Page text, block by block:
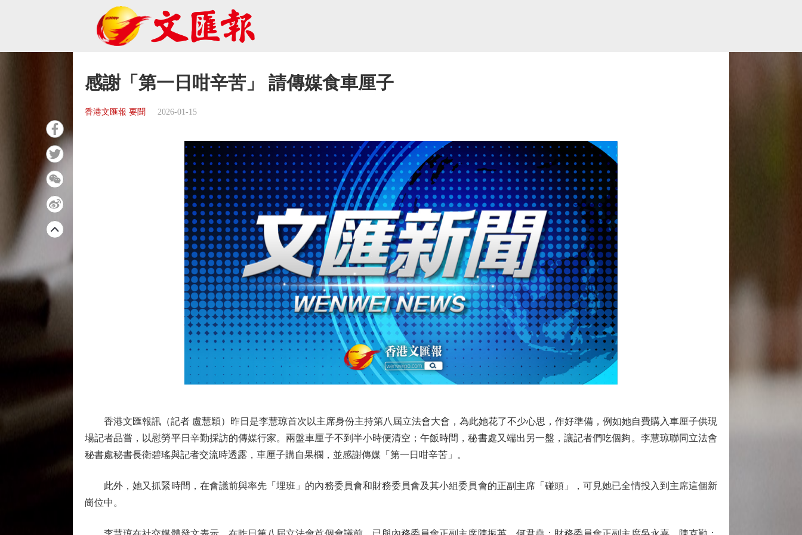
感謝「第一日咁辛苦」 請傳媒食車厘子
香港文匯報 要聞 2026-01-15
香港文匯報訊（記者 盧慧穎）昨日是李慧琼首次以主席身份主持第八屆立法會大會，為此她花了不少心思，作好準備，例如她自費購入車厘子供現
場記者品嘗，以慰勞平日辛勤採訪的傳媒行家。兩盤車厘子不到半小時便清空；午飯時間，秘書處又端出另一盤，讓記者們吃個夠。李慧琼聯同立法會
秘書處秘書長衛碧瑤與記者交流時透露，車厘子購自果欄，並感謝傳媒「第一日咁辛苦」。
此外，她又抓緊時間，在會議前與率先「埋班」的內務委員會和財務委員會及其小組委員會的正副主席「碰頭」，可見她已全情投入到主席這個新
崗位中。